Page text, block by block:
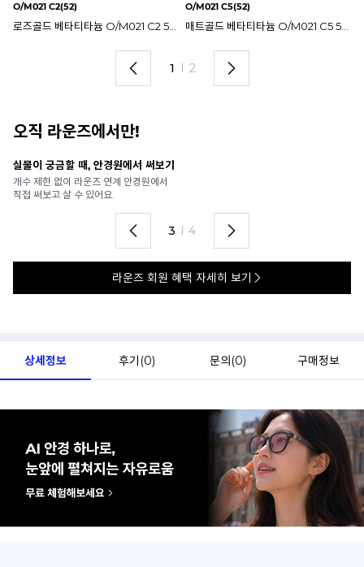
O/M021 C4(52) O/M021 C1(52)
실버 베타티타늄 O/M021 C1 52mm 옐로우비 안경테
2 I 2
오직 라운즈에서만!
안경 렌즈 맞춤까지 한 번에
가까운 안경원으로 배송받아
렌즈 맞춤부터 피팅까지 편하게!
4 I 4
라운즈 회원 혜택 자세히 보기
상세정보 후기(0) 문의(0) 구매정보